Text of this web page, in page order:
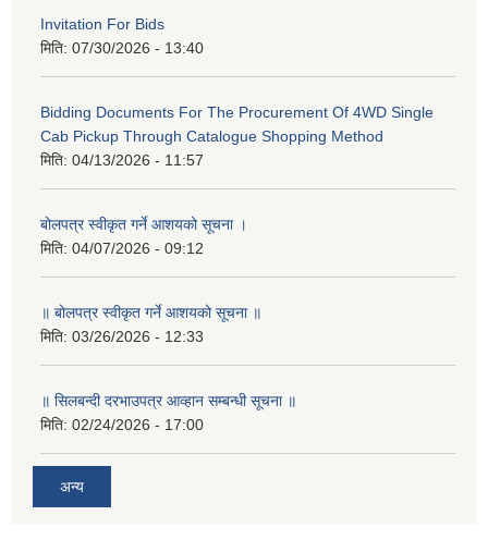
Invitation For Bids
मिति: 07/30/2026 - 13:40
Bidding Documents For The Procurement Of 4WD Single
Cab Pickup Through Catalogue Shopping Method
मिति: 04/13/2026 - 11:57
बोलपत्र स्वीकृत गर्ने आशयको सूचना ।
मिति: 04/07/2026 - 09:12
॥ बोलपत्र स्वीकृत गर्ने आशयको सूचना ॥
मिति: 03/26/2026 - 12:33
॥ सिलबन्दी दरभाउपत्र आव्हान सम्बन्धी सूचना ॥
मिति: 02/24/2026 - 17:00
अन्य